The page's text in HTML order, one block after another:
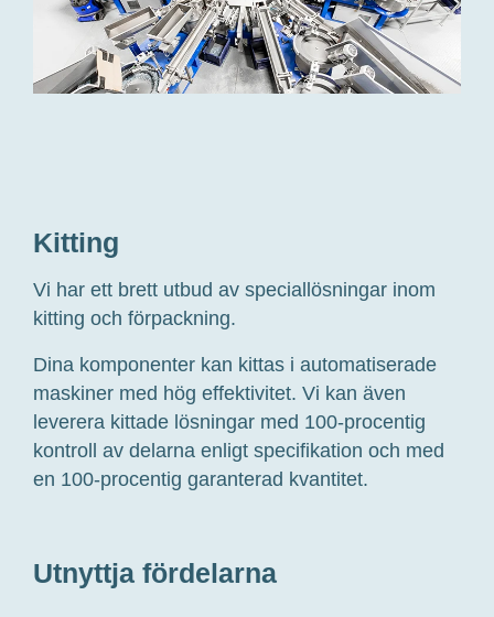
kitting
Kitting
Vi har ett brett utbud av speciallösningar inom
kitting och förpackning.
Dina komponenter kan kittas i automatiserade
maskiner med hög effektivitet. Vi kan även
leverera kittade lösningar med 100-procentig
kontroll av delarna enligt specifikation och med
en 100-procentig garanterad kvantitet.
Utnyttja fördelarna